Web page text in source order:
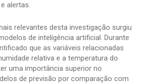
alertas.
relevantes desta investigação surgiu
de inteligência artificial. Durante
que as variáveis relacionadas
relativa e a temperatura do
uma importância superior no
de previsão por comparação com